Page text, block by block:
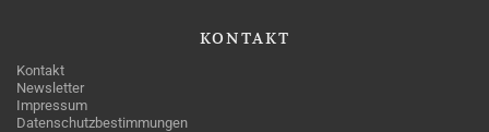
KONTAKT
Kontakt
Newsletter
Impressum
Datenschutzbestimmungen